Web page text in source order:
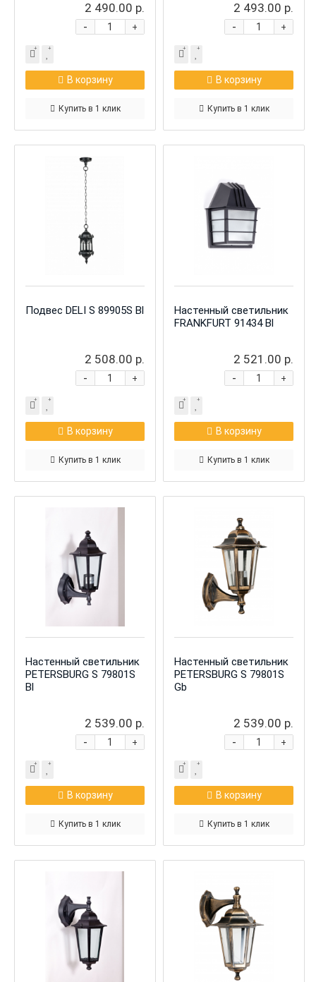
2 490.00 р.
+
-
В корзину
Купить в 1 клик
2 493.00 р.
+
-
В корзину
Купить в 1 клик
Подвес DELI S 89905S Bl
2 508.00 р.
+
-
В корзину
Купить в 1 клик
Настенный светильник
FRANKFURT 91434 Bl
2 521.00 р.
+
-
В корзину
Купить в 1 клик
Настенный светильник
PETERSBURG S 79801S
Bl
2 539.00 р.
+
-
В корзину
Купить в 1 клик
Настенный светильник
PETERSBURG S 79801S
Gb
2 539.00 р.
+
-
В корзину
Купить в 1 клик